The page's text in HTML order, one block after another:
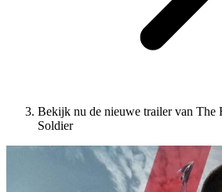
Bekijk nu de nieuwe trailer van The
Soldier